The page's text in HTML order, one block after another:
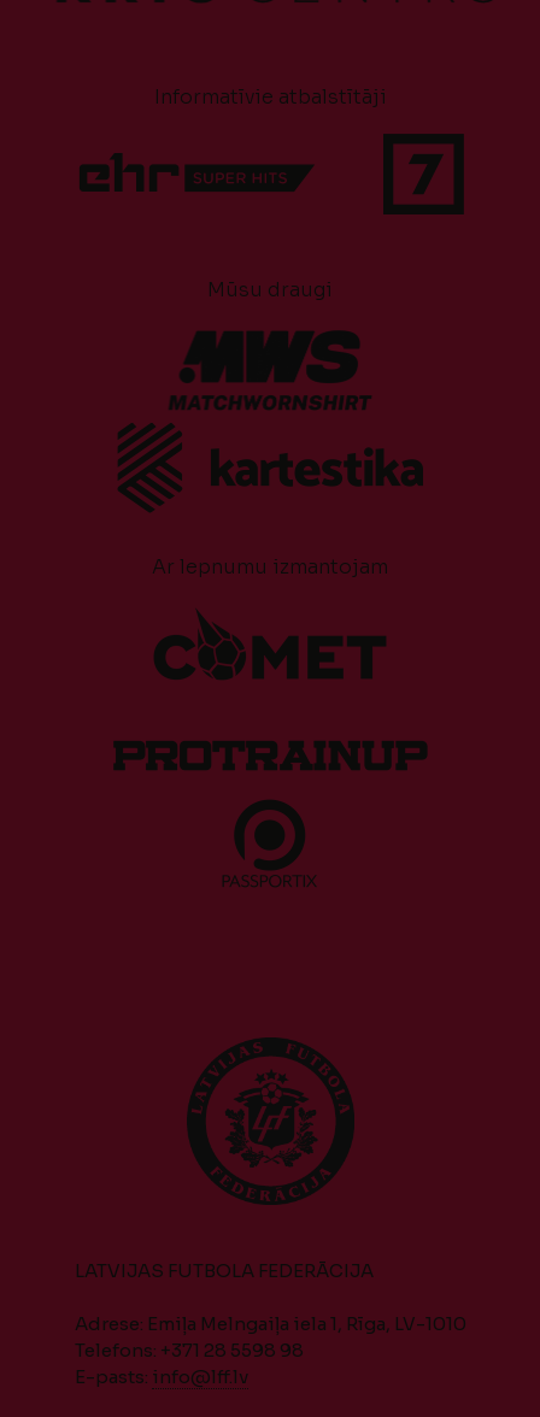
Informatīvie atbalstītāji
Mūsu draugi
Ar lepnumu izmantojam
LATVIJAS FUTBOLA FEDERĀCIJA
Adrese: Emiļa Melngaiļa iela 1, Rīga, LV-1010
Telefons: +371 28 5598 98
E-pasts: info@lff.lv